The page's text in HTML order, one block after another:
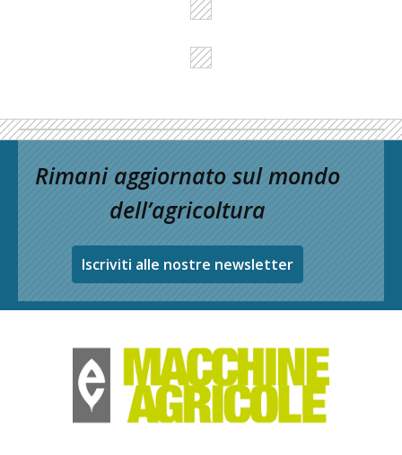
Rimani aggiornato sul mondo
dell’agricoltura
Iscriviti alle nostre newsletter